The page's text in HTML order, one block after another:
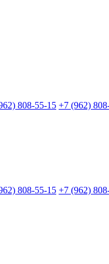
808-55-15 +7 (962)
808-55-15 +7 (962)